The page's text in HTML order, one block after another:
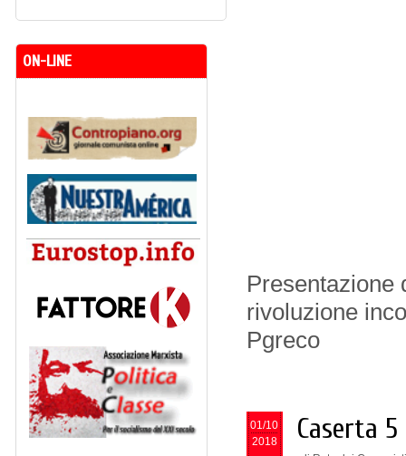
Presentazione
rivoluzione
Pgreco
01/10
2018
Caserta
ON-LINE